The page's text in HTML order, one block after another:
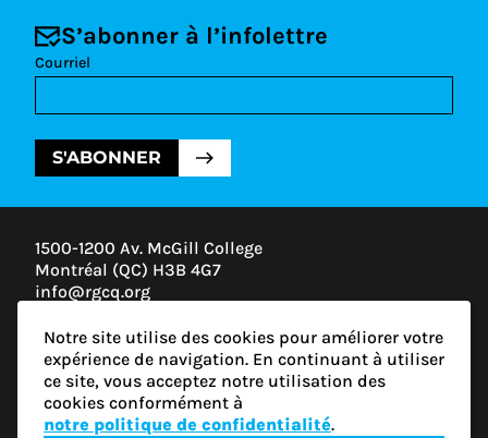
Notre site utilise des cookies pour améliorer votre
expérience de navigation. En continuant à utiliser
ce site, vous acceptez notre utilisation des
cookies conformément à
notre politique de confidentialité.
S’abonner à l’infolettre
Courriel
S'ABONNER
1500-1200 Av. McGill College
Montréal (QC) H3B 4G7
info@rgcq.org
MONTRÉAL
QUÉBEC
OUTAOUAIS
ESTRIE